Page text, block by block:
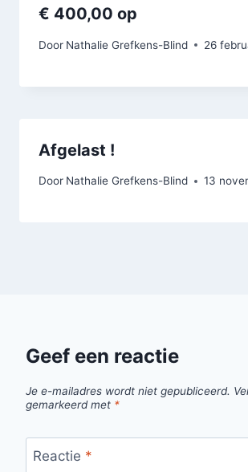
€ 400,00 op
Door Nathalie Grefkens-Blind 26
Afgelast !
Door Nathalie Grefkens-Blind 13
Geef een reactie
Je e-mailadres wordt niet gepubliceerd.
gemarkeerd met *
Reactie *